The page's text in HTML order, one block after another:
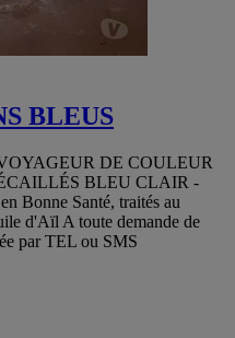
BLEUS
DE COULEUR
BLEU CLAIR -
Bonne Santé, traités au
d'Aïl A toute demande de
par TEL ou SMS